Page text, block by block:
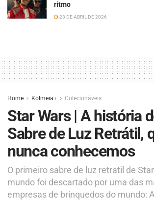
ritmo
23 DE ABRIL DE 2026
Home Kolmeia+ Colecionáveis
Star Wars | A história
Sabre de Luz Retrátil,
nunca conhecemos
O primeiro sabre de luz retratil de
mundo foi descartado por uma das
empresas de brinquedos do mundo: